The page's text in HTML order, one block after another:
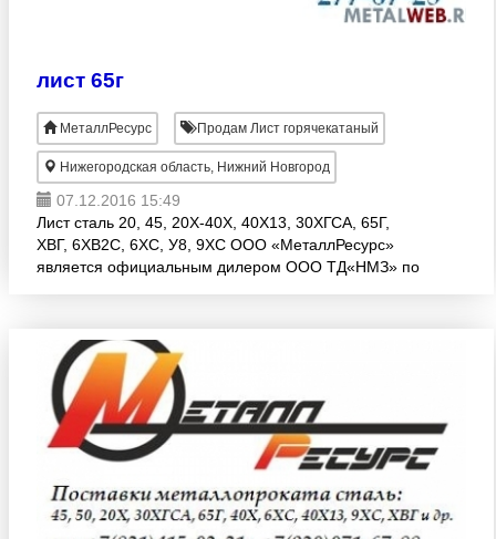
лист 65г
МеталлРесурс Продам Лист горячекатаный
Нижегородская область, Нижний Новгород
07.12.2016 15:49
Лист сталь 20, 45, 20Х-40Х, 40Х13, 30ХГСА, 65Г,
ХВГ, 6ХВ2С, 6ХС, У8, 9ХС ООО «МеталлРесурс»
является официальным дилером ООО ТД«НМЗ» по